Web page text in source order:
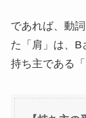
であれば、動
た「肩」は、B
持ち主である